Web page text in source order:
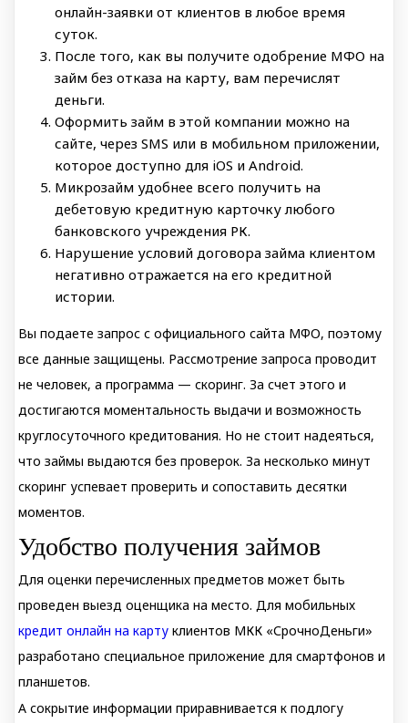
онлайн-заявки от клиентов в любое время
суток.
После того, как вы получите одобрение МФО на
займ без отказа на карту, вам перечислят
деньги.
Оформить займ в этой компании можно на
сайте, через SMS или в мобильном приложении,
которое доступно для iOS и Android.
Микрозайм удобнее всего получить на
дебетовую кредитную карточку любого
банковского учреждения РК.
Нарушение условий договора займа клиентом
негативно отражается на его кредитной
истории.
Вы подаете запрос с официального сайта МФО, поэтому
все данные защищены. Рассмотрение запроса проводит
не человек, а программа — скоринг. За счет этого и
достигаются моментальность выдачи и возможность
круглосуточного кредитования. Но не стоит надеяться,
что займы выдаются без проверок. За несколько минут
скоринг успевает проверить и сопоставить десятки
моментов.
Удобство получения займов
Для оценки перечисленных предметов может быть
проведен выезд оценщика на место. Для мобильных
кредит онлайн на карту клиентов МКК «СрочноДеньги»
разработано специальное приложение для смартфонов и
планшетов.
А сокрытие информации приравнивается к подлогу